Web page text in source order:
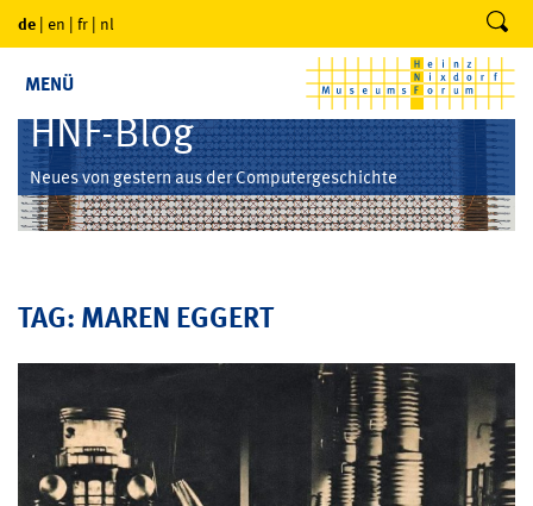
de | en | fr | nl
MENÜ
HNF-Blog
Neues von gestern aus der Computergeschichte
TAG: MAREN EGGERT